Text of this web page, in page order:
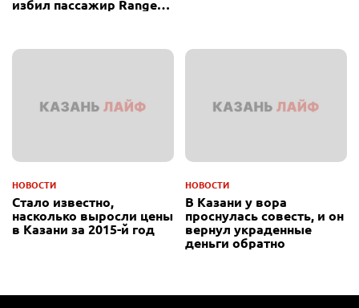
избил пассажир Range
НОВОСТИ
Стало известно,
насколько выросли цены
в Казани за 2015-й год
НОВОСТИ
В Казани у вора
проснулась совесть, и он
вернул украденные
деньги обратно